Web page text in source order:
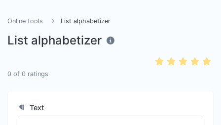
Online tools List alphabetizer
List alphabetizer
0 of 0 ratings
Text